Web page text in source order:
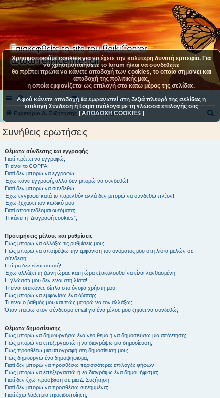
Συχνές ερωτήσεις Επικοινωνήστε μαζί μας
Ευρετήριο Δ. Συζήτησης Συνήθεις ερωτήσεις
Συνήθεις ερωτήσεις
Θέματα σύνδεσης και εγγραφής
Γιατί πρέπει να εγγραφώ;
Τι είναι το COPPA;
Γιατί δεν μπορώ να εγγραφώ;
Έχω κάνει εγγραφή, αλλά δεν μπορώ να συνδεθώ!
Γιατί δεν μπορώ να συνδεθώ;
Έχω εγγραφεί κατά το παρελθόν αλλά δεν μπορώ να συνδεθώ πλέον!
Έχω ξεχάσει τον κωδικό μου!
Γιατί αποσυνδέομαι αυτόματα;
Τι κάνει η “Διαγραφή cookies”;
Προτιμήσεις μέλους και ρυθμίσεις
Πώς μπορώ να αλλάξω τις ρυθμίσεις μου;
Πώς μπορώ να αποτρέψω την εμφάνιση του ονόματος μου στη λίστα μελών σε
σύνδεση;
Η ώρα δεν είναι σωστή!
Έχω αλλάξει τη ζώνη ώρας και η ώρα εξακολουθεί να είναι λανθασμένη!
Η γλώσσα μου δεν είναι στη λίστα!
Τι είναι οι εικόνες δίπλα στο όνομα χρήστη μου;
Πώς μπορώ να εμφανίσω ένα άβαταρ;
Τι είναι ο βαθμός μου και πώς μπορώ να τον αλλάξω;
Όταν πατάω στον σύνδεσμο email για ένα μέλος μου ζητάει να συνδεθώ;
Θέματα δημοσίευσης
Πώς μπορώ να δημιουργήσω ένα νέο θέμα ή να δημοσιεύσω μια απάντηση;
Πώς μπορώ να επεξεργαστώ ή να διαγράψω μια δημοσίευση;
Πώς προσθέτω μια υπογραφή στη δημοσίευση μου;
Πώς δημιουργώ ένα δημοψήφισμα;
Γιατί δεν μπορώ να προσθέσω περισσότερες επιλογές ψήφων;
Πώς μπορώ να επεξεργαστώ ή να διαγράψω ένα δημοψήφισμα;
Γιατί δεν έχω πρόσβαση σε μια Δ. Συζήτηση;
Γιατί δεν μπορώ να προσθέσω συνημμένα;
Γιατί έχω λάβει μια προειδοποίηση;
Χρησιμοποιούμε cookies για να έχετε την καλύτερη δυνατή εμπειρία. Για
να χρησιμοποιήσετε το forum ή/και να συνδεθείτε
θα πρέπει πρώτα να κάνετε αποδοχή των cookies, το οποίο σημαίνει και
αποδοχή της πολιτικής μας,
η οποία εμφανίζεται ως επιλογή στο κάτω μέρος της σελίδας.
Αφού κάνετε αποδοχή θα εμφανιστεί στη δεξιά πλευρά της σελίδας η
επιλογή Σύνδεση ή Login ανάλογα με τη γλώσσα επιλογής σας
[ ΑΠΟΔΟΧΗ COOKIES ]